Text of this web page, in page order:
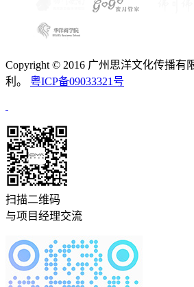
Copyright © 2016 广州思洋文化传播有
利。 粤ICP备09033321号
扫描二维码
与项目经理交流